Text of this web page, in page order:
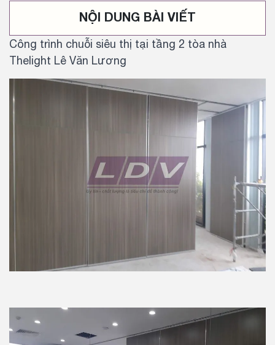
NỘI DUNG BÀI VIẾT
Công trình chuỗi siêu thị tại tầng 2 tòa nhà
Thelight Lê Văn Lương